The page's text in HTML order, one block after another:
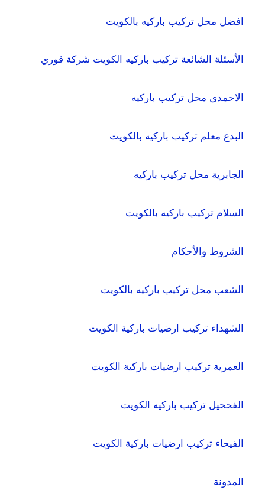
افضل محل تركيب باركيه بالكويت
الأسئلة الشائعة تركيب باركيه الكويت شركة فوري
الاحمدى محل تركيب باركيه
البدع معلم تركيب باركيه بالكويت
الجابرية محل تركيب باركيه
السلام تركيب باركيه بالكويت
الشروط والأحكام
الشعب محل تركيب باركيه بالكويت
الشهداء تركيب ارضيات باركية الكويت
العمرية تركيب ارضيات باركية الكويت
الفححيل تركيب باركيه الكويت
الفيحاء تركيب ارضيات باركية الكويت
المدونة